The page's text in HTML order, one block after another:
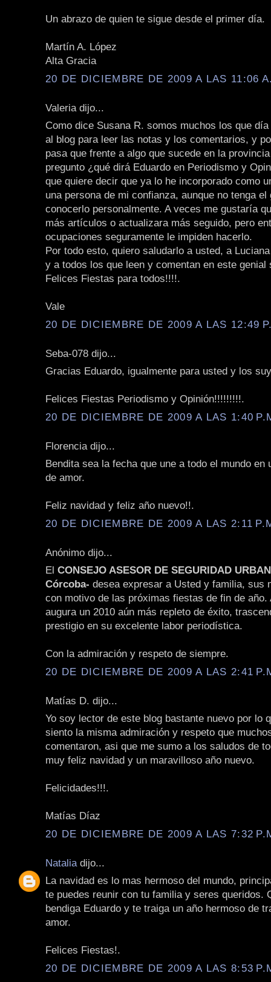
Un abrazo de quien te sigue desde el primer día.
Martín A. López
Alta Gracia
20 DE DICIEMBRE DE 2009 A LAS 11:06
Valeria dijo...
Como dice Susana R. somos muchos los que
al blog para leer las notas y los comentarios, y
pasa que frente a algo que sucede en la
pregunto ¿qué dirá Eduardo en Periodismo y
que quiere decir que ya lo he incorporado como
una persona de mi confianza, aunque no tenga el
conocerlo personalmente. A veces me gustaría
más artículos o actualizara más seguido, pero
ocupaciones seguramente le impiden hacerlo.
Por todo esto, quiero saludarlo a usted, a
y a todos los que leen y comentan en este genial
Felices Fiestas para todos!!!!.
Vale
20 DE DICIEMBRE DE 2009 A LAS 12:49
Seba-078 dijo...
Gracias Eduardo, igualmente para usted y los
Felices Fiestas Periodismo y Opinión!!!!!!!!!.
20 DE DICIEMBRE DE 2009 A LAS 1:40
Florencia dijo...
Bendita sea la fecha que une a todo el mundo en
de amor.
Feliz navidad y feliz año nuevo!!.
20 DE DICIEMBRE DE 2009 A LAS 2:11
Anónimo dijo...
El CONSEJO ASESOR DE SEGURIDAD
Córcoba- desea expresar a Usted y familia, sus
con motivo de las próximas fiestas de fin de año.
augura un 2010 aún más repleto de éxito,
prestigio en su excelente labor periodística.
Con la admiración y respeto de siempre.
20 DE DICIEMBRE DE 2009 A LAS 2:41
Matías D. dijo...
Yo soy lector de este blog bastante nuevo por lo
siento la misma admiración y respeto que
comentaron, asi que me sumo a los saludos de
muy feliz navidad y un maravilloso año nuevo.
Felicidades!!!.
Matías Díaz
20 DE DICIEMBRE DE 2009 A LAS 7:32
Natalia dijo...
La navidad es lo mas hermoso del mundo,
te puedes reunir con tu familia y seres queridos.
bendiga Eduardo y te traiga un año hermoso de
amor.
Felices Fiestas!.
20 DE DICIEMBRE DE 2009 A LAS 8:53